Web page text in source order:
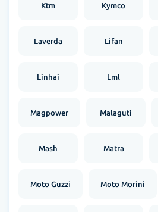
Ktm Kymco
Laverda Lifan
Linhai Lml
Magpower Malaguti
Mash Matra
Moto Guzzi Moto Morini